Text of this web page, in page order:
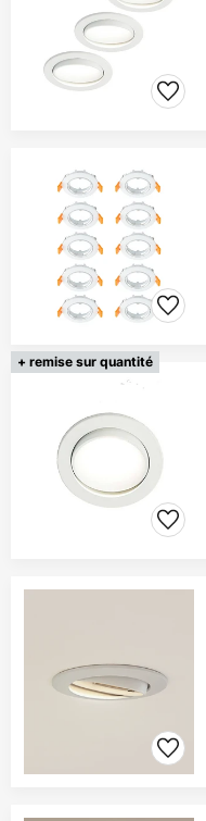
+ remise sur quantité